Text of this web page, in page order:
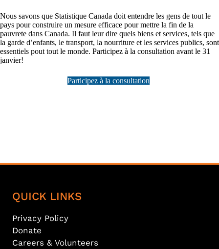
Nous savons que Statistique Canada doit entendre les gens de tout le
pays pour construire un mesure efficace pour mettre la fin de la
pauvrete dans Canada. Il faut leur dire quels biens et services, tels que
la garde d’enfants, le transport, la nourriture et les services publics, sont
essentiels pout tout le monde. Participez à la consultation avant le 31
janvier!
Participez à la consultation
QUICK LINKS
Privacy Policy
Donate
Careers & Volunteers